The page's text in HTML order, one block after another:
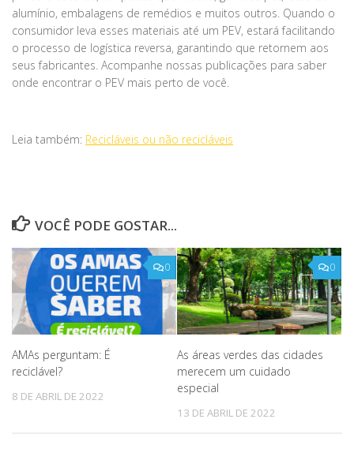
alumínio, embalagens de remédios e muitos outros. Quando o
consumidor leva esses materiais até um PEV, estará facilitando
o processo de logística reversa, garantindo que retornem aos
seus fabricantes. Acompanhe nossas publicações para saber
onde encontrar o PEV mais perto de você.
Leia também: Recicláveis ou não recicláveis
VOCÊ PODE GOSTAR...
0
AMAs perguntam: É
reciclável?
8 DE ABRIL DE 2022
0
As áreas verdes das cidades
merecem um cuidado
especial
13 DE ABRIL DE 2022